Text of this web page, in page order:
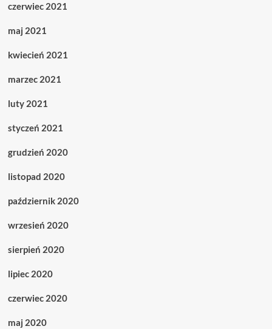
czerwiec 2021
maj 2021
kwiecień 2021
marzec 2021
luty 2021
styczeń 2021
grudzień 2020
listopad 2020
październik 2020
wrzesień 2020
sierpień 2020
lipiec 2020
czerwiec 2020
maj 2020